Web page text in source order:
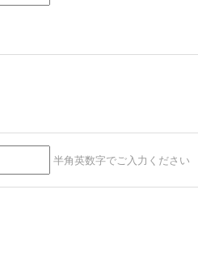
半角英数字でご入力ください